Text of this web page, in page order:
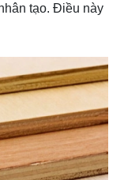
tạo. Điều này